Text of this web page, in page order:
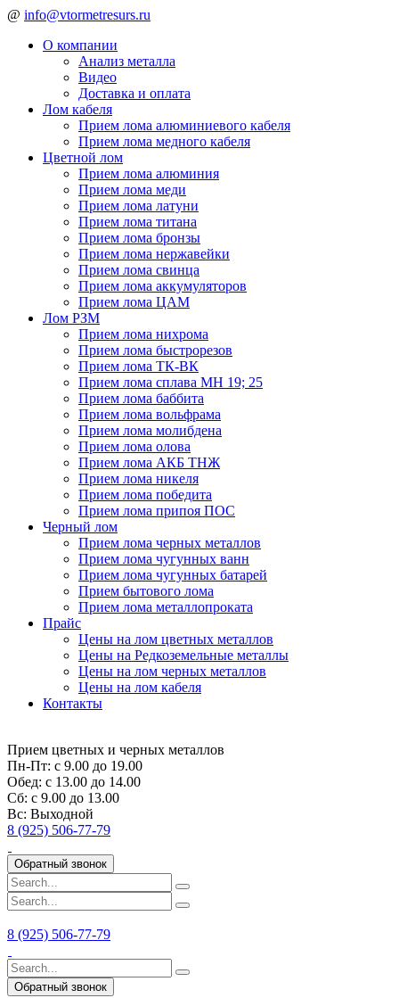
@ info@vtormetresurs.ru
О компании
Анализ металла
Видео
Доставка и оплата
Лом кабеля
Прием лома алюминиевого кабеля
Прием лома медного кабеля
Цветной лом
Прием лома алюминия
Прием лома меди
Прием лома латуни
Прием лома титана
Прием лома бронзы
Прием лома нержавейки
Прием лома свинца
Прием лома аккумуляторов
Прием лома ЦАМ
Лом РЗМ
Прием лома нихрома
Прием лома быстрорезов
Прием лома ТК-ВК
Прием лома сплава МН 19; 25
Прием лома баббита
Прием лома вольфрама
Прием лома молибдена
Прием лома олова
Прием лома АКБ ТНЖ
Прием лома никеля
Прием лома победита
Прием лома припоя ПОС
Черный лом
Прием лома черных металлов
Прием лома чугунных ванн
Прием лома чугунных батарей
Прием бытового лома
Прием лома металлопроката
Прайс
Цены на лом цветных металлов
Цены на Редкоземельные металлы
Цены на лом черных металлов
Цены на лом кабеля
Контакты
Прием цветных и черных металлов
Пн-Пт: с 9.00 до 19.00
Обед: с 13.00 до 14.00
Сб: с 9.00 до 13.00
Вс: Выходной
8 (925) 506-77-79
Обратный звонок
8 (925) 506-77-79
Обратный звонок